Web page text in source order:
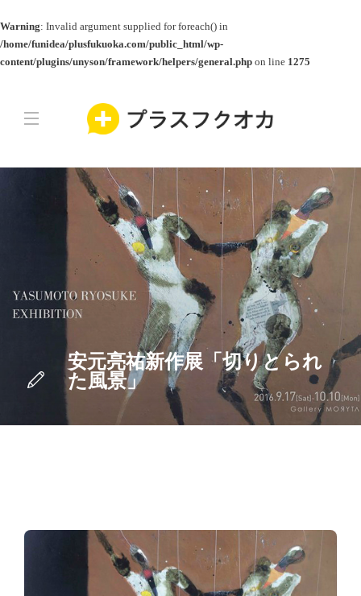
Warning: Invalid argument supplied for foreach() in
/home/funidea/plusfukuoka.com/public_html/wp-
content/plugins/unyson/framework/helpers/general.php on line 1275
安元亮祐新作展「切りとられ
た風景」